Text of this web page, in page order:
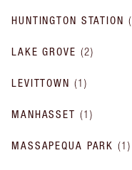
HUNTINGTON STATION (
LAKE GROVE (2)
LEVITTOWN (1 )
MANHASSET (1 )
MASSAPEQUA PARK (1 )